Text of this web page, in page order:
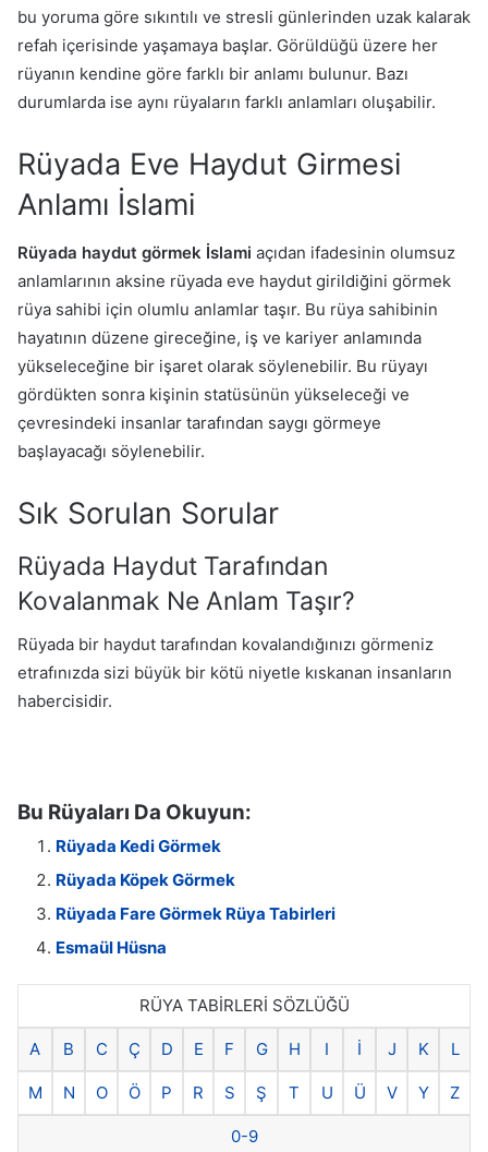
bu yoruma göre sıkıntılı ve stresli günlerinden uzak kalarak
refah içerisinde yaşamaya başlar. Görüldüğü üzere her
rüyanın kendine göre farklı bir anlamı bulunur. Bazı
durumlarda ise aynı rüyaların farklı anlamları oluşabilir.
Rüyada Eve Haydut Girmesi
Anlamı İslami
Rüyada haydut görmek İslami açıdan ifadesinin olumsuz
anlamlarının aksine rüyada eve haydut girildiğini görmek
rüya sahibi için olumlu anlamlar taşır. Bu rüya sahibinin
hayatının düzene gireceğine, iş ve kariyer anlamında
yükseleceğine bir işaret olarak söylenebilir. Bu rüyayı
gördükten sonra kişinin statüsünün yükseleceği ve
çevresindeki insanlar tarafından saygı görmeye
başlayacağı söylenebilir.
Sık Sorulan Sorular
Rüyada Haydut Tarafından
Kovalanmak Ne Anlam Taşır?
Rüyada bir haydut tarafından kovalandığınızı görmeniz
etrafınızda sizi büyük bir kötü niyetle kıskanan insanların
habercisidir.
Bu Rüyaları Da Okuyun:
Rüyada Kedi Görmek
Rüyada Köpek Görmek
Rüyada Fare Görmek Rüya Tabirleri
Esmaül Hüsna
RÜYA TABİRLERİ SÖZLÜĞÜ
A B C Ç D E F G H I İ J K L
M N O Ö P R S Ş T U Ü V Y Z
0-9